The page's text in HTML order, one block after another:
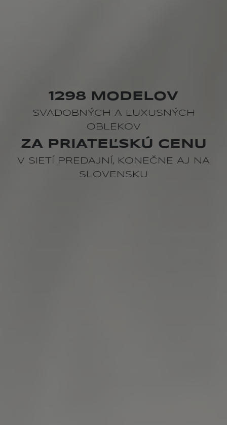
1298 MODELOV
SVADOBNÝCH A LUXUSNÝCH
OBLEKOV
ZA PRIATEĽSKÚ CENU
V SIETÍ PREDAJNÍ, KONEČNE AJ NA
SLOVENSKU